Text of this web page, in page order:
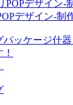
デザイン-制
パッケージ什